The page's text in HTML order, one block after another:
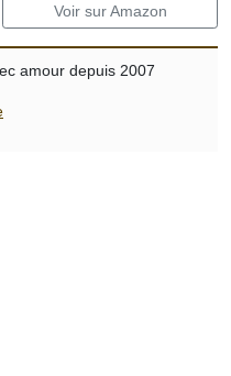
Voir sur Amazon
amour depuis 2007